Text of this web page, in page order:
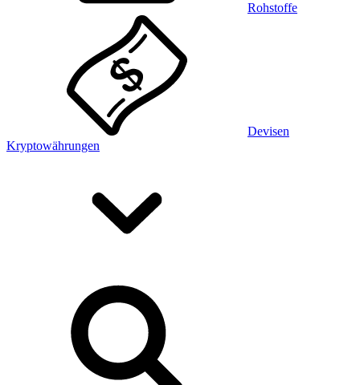
Rohstoffe
Devisen
Kryptowährungen